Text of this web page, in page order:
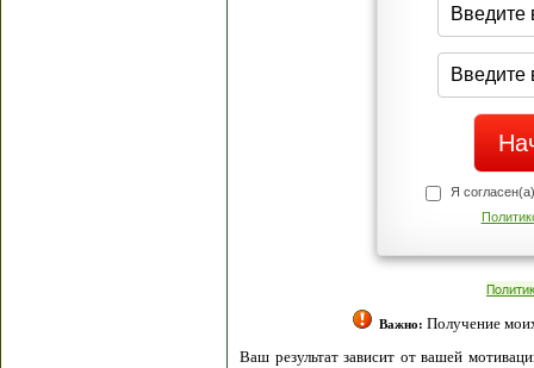
Я
Важно: Получение
Ваш результат зависит от вашей